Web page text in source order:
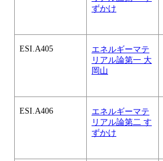
ずかけ
ESI.A405
エネルギーマテ
リアル論第一 大
岡山
ESI.A406
エネルギーマテ
リアル論第二 す
ずかけ